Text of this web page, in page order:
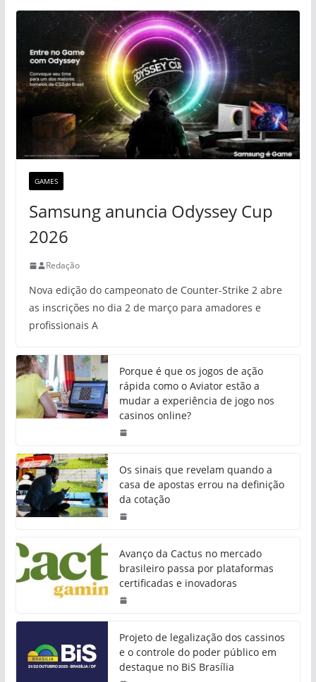
GAMES
Samsung anuncia Odyssey Cup
2026
Redação
Nova edição do campeonato de Counter-Strike 2 abre
as inscrições no dia 2 de março para amadores e
profissionais A
Porque é que os jogos de ação
rápida como o Aviator estão a
mudar a experiência de jogo nos
casinos online?
Os sinais que revelam quando a
casa de apostas errou na definição
da cotação
Avanço da Cactus no mercado
brasileiro passa por plataformas
certificadas e inovadoras
Projeto de legalização dos cassinos
e o controle do poder público em
destaque no BiS Brasília